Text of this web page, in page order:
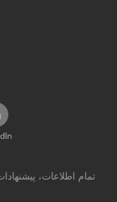
تمام اطلاعات،